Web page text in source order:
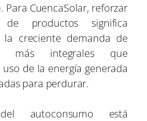
Para CuencaSolar, reforzar
productos significa
creciente demanda de
más integrales que
de la energía generada
para perdurar.
autoconsumo está